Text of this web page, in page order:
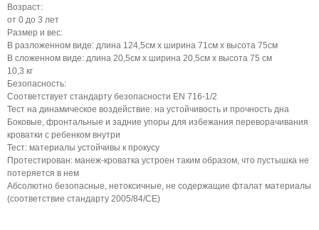
Возраст:
от 0 до 3 лет
Размер и вес:
В разложенном виде: длина 124,5см х ширина 71см х высота 75см
В сложенном виде: длина 20,5см х ширина 20,5см х высота 75 см
10,3 кг
Безопасность:
Соответствует стандарту безопасности EN 716-1/2
Тест на динамическое воздействие: на устойчивость и прочность дна
Боковые, фронтальные и задние упоры для избежания переворачивания
кроватки с ребенком внутри
Тест: материалы устойчивы к прокусу
Протестирован: манеж-кроватка устроен таким образом, что пустышка не
потеряется в нем
Абсолютно безопасные, нетоксичные, не содержащие фталат материалы
(соответствие стандарту 2005/84/CE)